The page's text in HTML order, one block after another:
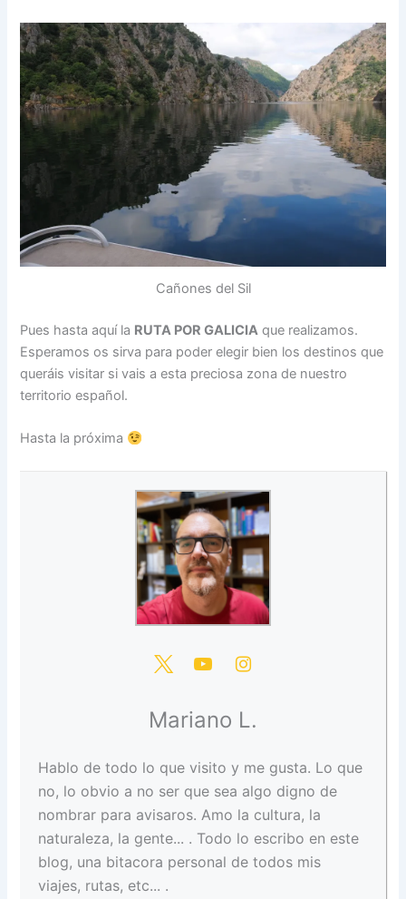
Cañones del Sil
Pues hasta aquí la RUTA POR GALICIA que realizamos.
Esperamos os sirva para poder elegir bien los destinos que
queráis visitar si vais a esta preciosa zona de nuestro
territorio español.
Hasta la próxima
Mariano L.
Hablo de todo lo que visito y me gusta. Lo que
no, lo obvio a no ser que sea algo digno de
nombrar para avisaros. Amo la cultura, la
naturaleza, la gente... . Todo lo escribo en este
blog, una bitacora personal de todos mis
viajes, rutas, etc... .